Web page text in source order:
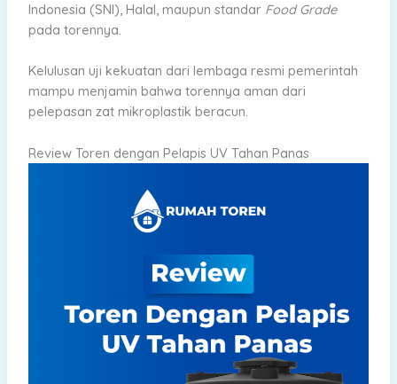
Indonesia (SNI), Halal, maupun standar Food Grade
pada torennya.
Kelulusan uji kekuatan dari lembaga resmi pemerintah
mampu menjamin bahwa torennya aman dari
pelepasan zat mikroplastik beracun.
Review Toren dengan Pelapis UV Tahan Panas